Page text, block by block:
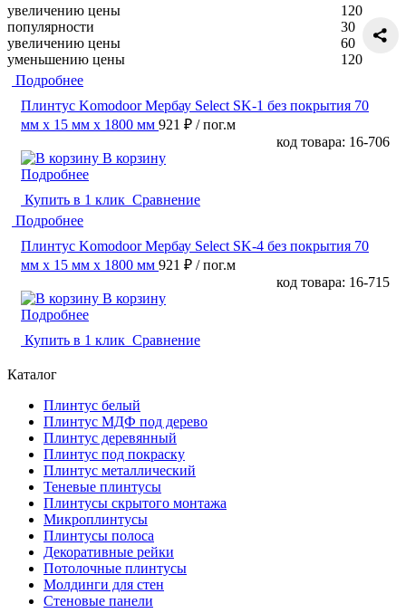
увеличению цены
популярности
увеличению цены
уменьшению цены
120
30
60
120
Подробнее
Плинтус Komodoor Мербау Select SK-1 без покрытия 70
мм х 15 мм х 1800 мм 921 ₽ / пог.м
код товара: 16-706
В корзину
Подробнее
Купить в 1 клик Сравнение
Подробнее
Плинтус Komodoor Мербау Select SK-4 без покрытия 70
мм х 15 мм х 1800 мм 921 ₽ / пог.м
код товара: 16-715
В корзину
Подробнее
Купить в 1 клик Сравнение
Каталог
Плинтус белый
Плинтус МДФ под дерево
Плинтус деревянный
Плинтус под покраску
Плинтус металлический
Теневые плинтусы
Плинтусы скрытого монтажа
Микроплинтусы
Плинтусы полоса
Декоративные рейки
Потолочные плинтусы
Молдинги для стен
Стеновые панели